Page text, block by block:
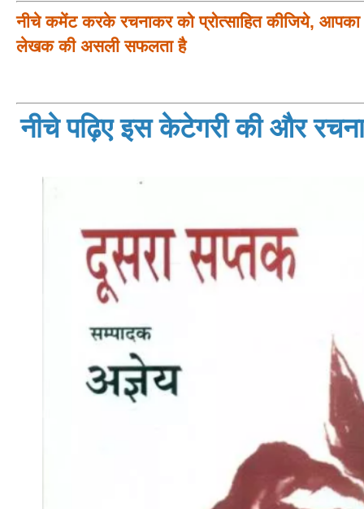
नीचे कमेंट करके रचनाकर को प्रोत्साहित कीजिये, आपका
लेखक की असली सफलता है
नीचे पढ़िए इस केटेगरी की और